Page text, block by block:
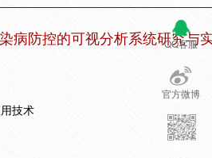
QQ客服
官方微博
病防控的可视分析系统研究与
技术